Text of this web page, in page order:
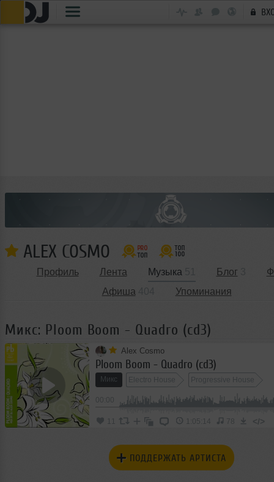
ALEX COSMO
Профиль Лента Музыка Блог
Афиша
Упоминания
Микс: Ploom Boom - Quadro (cd3)
Alex Cosmo
Ploom Boom - Quadro (cd3)
Микс Electro House Progressive House
00:00
11 1:05:14 78 </>
ПОДДЕРЖАТЬ АРТИСТА